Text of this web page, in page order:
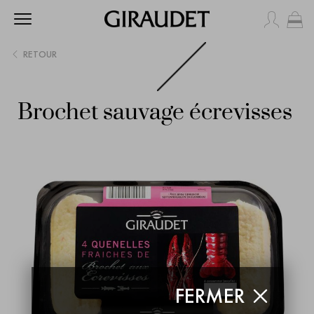
FERMER
RETOUR
Brochet sauvage écrevisses